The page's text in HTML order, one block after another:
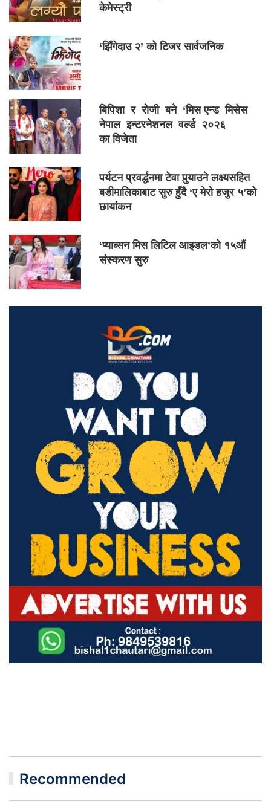
केमेस्ट्री
‘झिँगेदाउ २’ को टिजर सार्वजनिक
बिपिशा र रोजी बने ‘मिस एन्ड मिसेस
नेपाल इन्टरनेशनल वर्ल्ड २०२६
का विजेता
पर्यटन प्रवर्द्धनमा टेवा पुर्‍याउने लक्ष्यसहित
बडीमालिकाबाट सुरु हुँदै ‘ए मेरो हजुर ५’को
छायांकन
‘प्याब्सन मिस लिटिल आइडल’को १५औं
संस्करण सुरु
Recommended